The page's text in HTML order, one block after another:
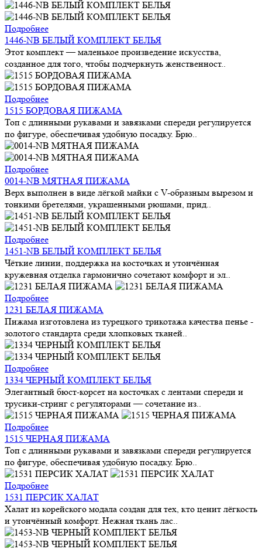
Подробнее
1446-NB БЕЛЫЙ КОМПЛЕКТ БЕЛЬЯ
Этот комплект — маленькое произведение искусства,
созданное для того, чтобы подчеркнуть женственност..
Подробнее
1515 БОРДОВАЯ ПИЖАМА
Топ с длинными рукавами и завязками спереди регулируется
по фигуре, обеспечивая удобную посадку. Брю..
Подробнее
0014-NB МЯТНАЯ ПИЖАМА
Верх выполнен в виде лёгкой майки с V-образным вырезом и
тонкими бретелями, украшенными рюшами, прид..
Подробнее
1451-NB БЕЛЫЙ КОМПЛЕКТ БЕЛЬЯ
Чёткие линии, поддержка на косточках и утончённая
кружевная отделка гармонично сочетают комфорт и эл..
Подробнее
1231 БЕЛАЯ ПИЖАМА
Пижама изготовлена из турецкого трикотажа качества пенье -
золотого стандарта среди хлопковых тканей..
Подробнее
1334 ЧЕРНЫЙ КОМПЛЕКТ БЕЛЬЯ
Элегантный бюст-корсет на косточках с лентами спереди и
трусики-стринг с регуляторами — сочетание из..
Подробнее
1515 ЧЕРНАЯ ПИЖАМА
Топ с длинными рукавами и завязками спереди регулируется
по фигуре, обеспечивая удобную посадку. Брю..
Подробнее
1531 ПЕРСИК ХАЛАТ
Халат из корейского модала создан для тех, кто ценит лёгкость
и утончённый комфорт. Нежная ткань лас..